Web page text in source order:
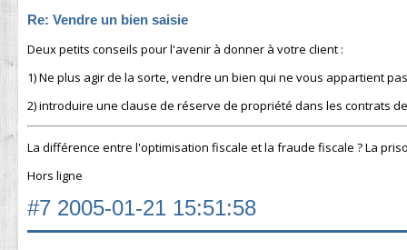
Re: Vendre un bien saisie
Deux petits conseils pour l'avenir à donner à votre client :
1) Ne plus agir de la sorte, vendre un bien qui ne vous appartient
2) introduire une clause de réserve de propriété dans les contrats
La différence entre l'optimisation fiscale et la fraude fiscale ? La
Hors ligne
#7 2005-01-21 15:51:58